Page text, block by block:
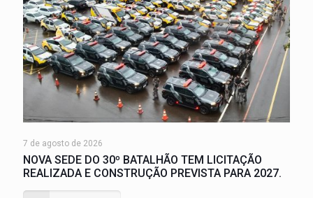
7 de agosto de 2026
NOVA SEDE DO 30º BATALHÃO TEM LICITAÇÃO
REALIZADA E CONSTRUÇÃO PREVISTA PARA 2027.